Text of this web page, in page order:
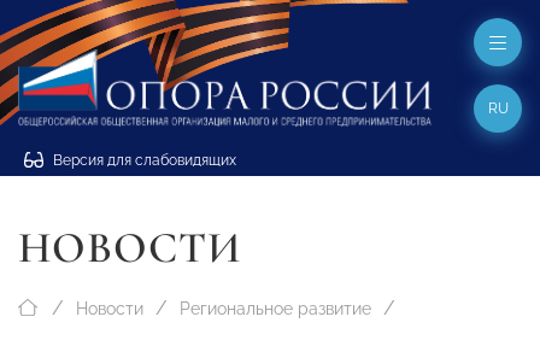
Версия для слабовидящих
RU
НОВОСТИ
Новости Региональное развитие